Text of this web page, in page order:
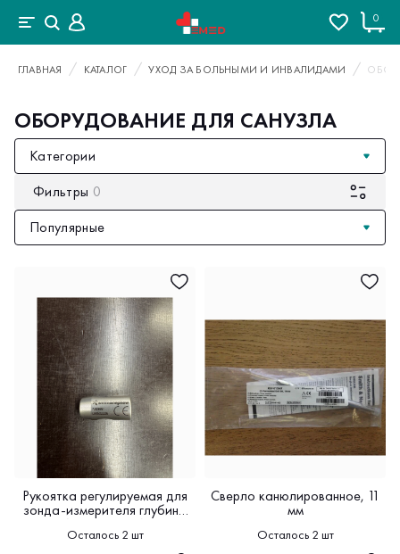
0
ГЛАВНАЯ КАТАЛОГ УХОД ЗА БОЛЬНЫМИ И ИНВАЛИДАМИ
ОБОРУДОВАНИЕ ДЛЯ САНУЗЛА
Категории
Фильтры 0
Популярные
Рукоятка регулируемая для
зонда-измерителя глубины
ENDOBUTTON
Осталось 2 шт
Сверло канюлированное, 11
мм
Осталось 2 шт